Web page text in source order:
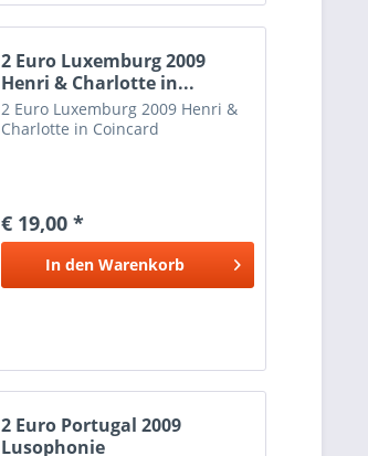
2 Euro Luxemburg 2009
Henri & Charlotte in...
2 Euro Luxemburg 2009 Henri &
Charlotte in Coincard
€ 19,00 *
In den Warenkorb
2 Euro Portugal 2009
Lusophonie